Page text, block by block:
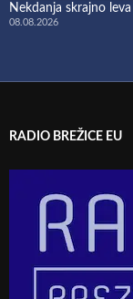
Nekdanja skrajno
08.08.2026
RADIO BREŽICE EU